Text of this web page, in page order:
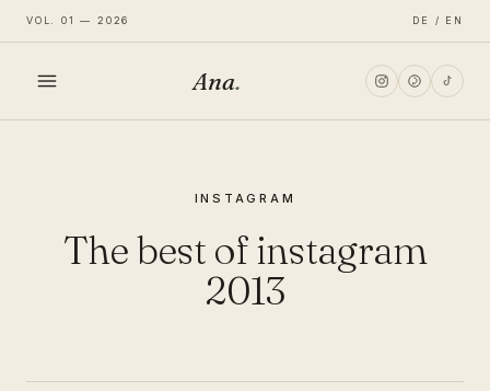
VOL. 01 — 2026 DE / EN
Ana.
INSTAGRAM
The best of instagram
2013